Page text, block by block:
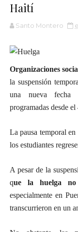
Haití
Santo Montero
Organizaciones
la suspensión
una nueva fecha
programadas desde
La pausa temporal
los estudiantes
A pesar de la
que la huelga no
especialmente en
transcurrieron en un